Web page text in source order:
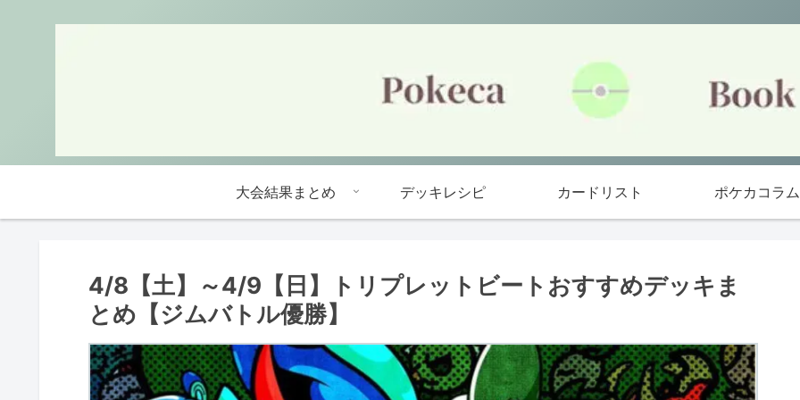
大会結果まとめ デッキレシピ カードリスト ポケカコラム
4/8【土】～4/9【日】トリプレットビートおすすめデッキま
とめ【ジムバトル優勝】